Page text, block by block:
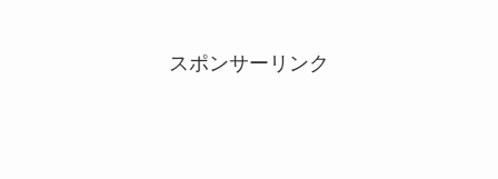
スポンサーリンク